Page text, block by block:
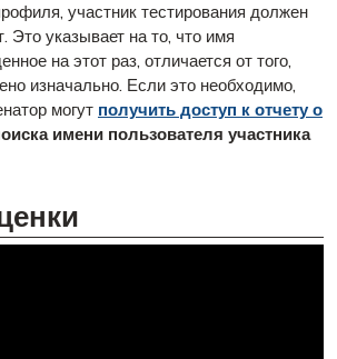
участник тестирования должен
указывает на то, что имя
на этот раз, отличается от того,
изначально. Если это необходимо,
могут получить доступ к отчету о
имени пользователя участника